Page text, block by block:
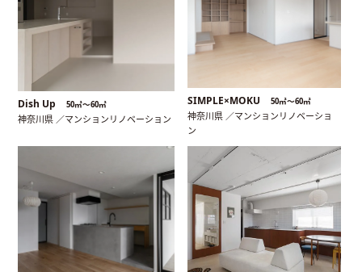
Dish Up 50㎡〜60㎡
神奈川県 ／マンションリノベーション
SIMPLE×MOKU 50㎡〜60㎡
神奈川県 ／マンションリノベーショ
ン